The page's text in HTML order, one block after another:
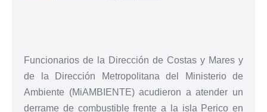
Funcionarios de la Dirección de Costas y Mares y
de la Dirección Metropolitana del Ministerio de
Ambiente (MiAMBIENTE) acudieron a atender un
derrame de combustible frente a la isla Perico en